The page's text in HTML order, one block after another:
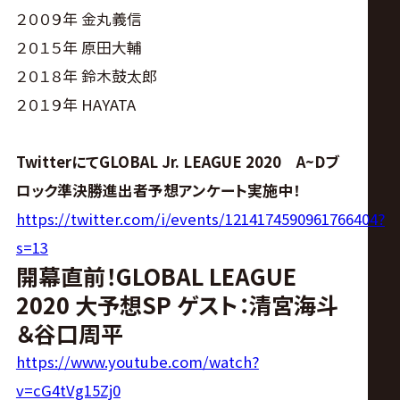
サ
イ
ト
２００９年 金丸義信
２０１５年 原田大輔
２０１８年 鈴木鼓太郎
２０１９年 HAYATA
TwitterにてGLOBAL Jr. LEAGUE 2020 A~Dブ
ロック準決勝進出者予想アンケート実施中！
https://twitter.com/i/events/1214174590961766404?
s=13
開幕直前！GLOBAL LEAGUE
2020 大予想SP ゲスト：清宮海斗
＆谷口周平
https://www.youtube.com/watch?
v=cG4tVg15Zj0